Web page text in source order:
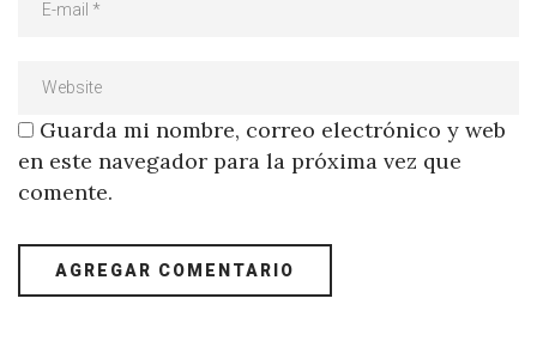
Guarda mi nombre, correo electrónico y web
en este navegador para la próxima vez que
comente.